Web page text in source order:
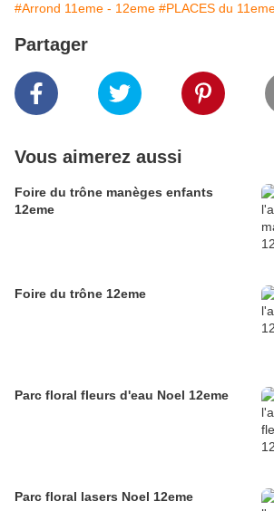
#Arrond 11eme - 12eme #PLACES du
Partager
Vous aimerez aussi
Foire du trône manèges enfants
12eme
Foire du trône 12eme
Parc floral fleurs d'eau Noel 12eme
Parc floral lasers Noel 12eme